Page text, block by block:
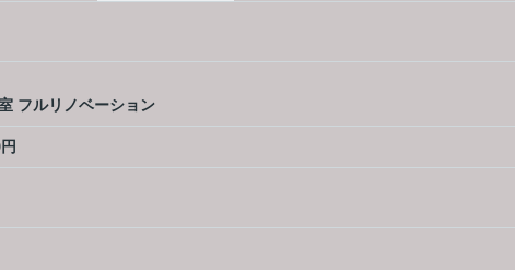
フルリノベーション